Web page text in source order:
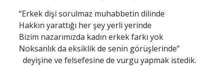
“Erkek dişi sorulmaz muhabbetin dilinde
Hakkın yarattığı her şey yerli yerinde
Bizim nazarımızda kadın erkek farkı yok
Noksanlık da eksiklik de senin görüşlerinde”
deyişine ve felsefesine de vurgu yapmak istedik.